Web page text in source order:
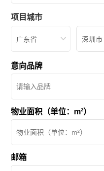
项目城市
广东省 深圳市
意向品牌
物业面积（单位：m²）
邮箱